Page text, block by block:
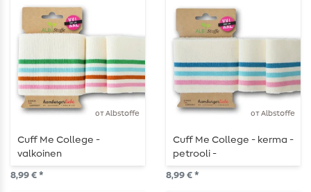
от Albstoffe
Cuff Me College -
valkoinen
8,99 € *
от Albstoffe
Cuff Me College - kerma -
petrooli -
vaaleanpunainen
8,99 € *